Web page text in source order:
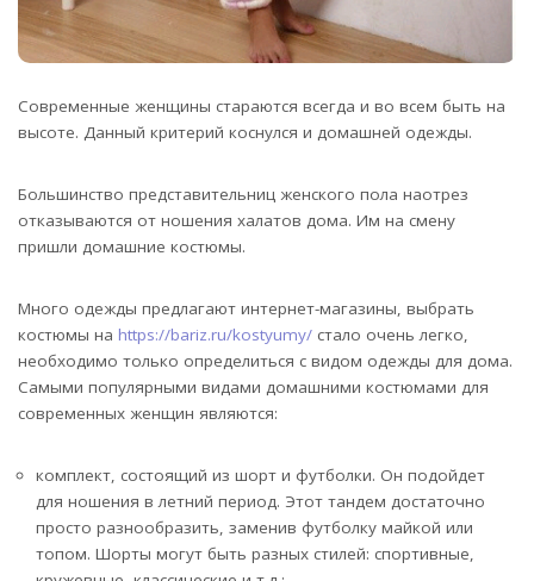
Современные женщины стараются всегда и во всем быть на
высоте. Данный критерий коснулся и домашней одежды.
Большинство представительниц женского пола наотрез
отказываются от ношения халатов дома. Им на смену
пришли домашние костюмы.
Много одежды предлагают интернет-магазины, выбрать
костюмы на https://bariz.ru/kostyumy/ стало очень легко,
необходимо только определиться с видом одежды для дома.
Самыми популярными видами домашними костюмами для
современных женщин являются:
комплект, состоящий из шорт и футболки. Он подойдет
для ношения в летний период. Этот тандем достаточно
просто разнообразить, заменив футболку майкой или
топом. Шорты могут быть разных стилей: спортивные,